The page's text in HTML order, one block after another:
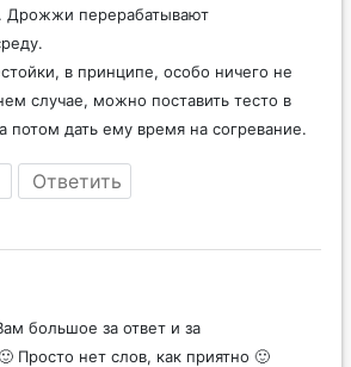
Дрожжи перерабатывают
в принципе, особо ничего не
случае, можно поставить тесто в
потом дать ему время на согревание.
Ответить
большое за ответ и за
Просто нет слов, как приятно 🙂